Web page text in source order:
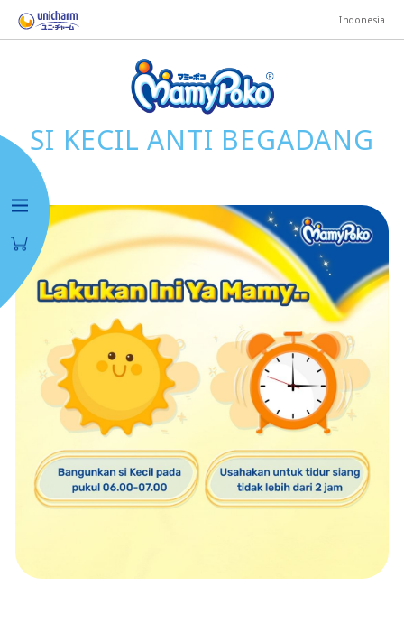
Indonesia
SI KECIL ANTI BEGADANG